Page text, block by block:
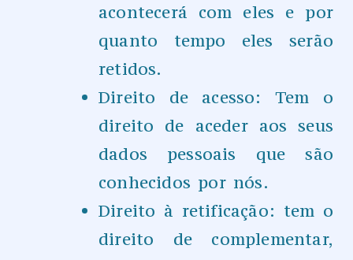
acontecerá com eles e por
quanto tempo eles serão
retidos.
Direito de acesso: Tem o
direito de aceder aos seus
dados pessoais que são
conhecidos por nós.
Direito à retificação: tem o
direito de complementar,